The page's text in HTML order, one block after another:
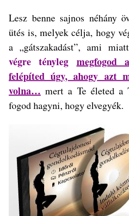
Lesz benne sajnos néhány
ütés is, melyek célja, hogy
a „gátszakadást”, ami miatt
végre tényleg megfogod
felépíted úgy, ahogy azt
volna… mert a Te életed a
fogod hagyni, hogy elvegyék.